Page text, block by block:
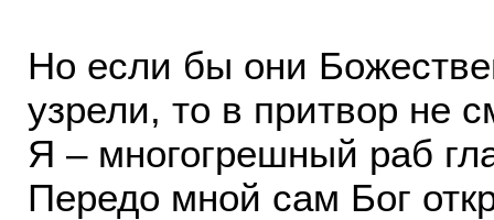
Но если бы они
узрели, то в притвор не
Я – многогрешный раб
Передо мной сам Бог